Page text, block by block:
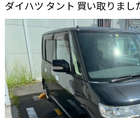
ダイハツ タント 買い取りまし